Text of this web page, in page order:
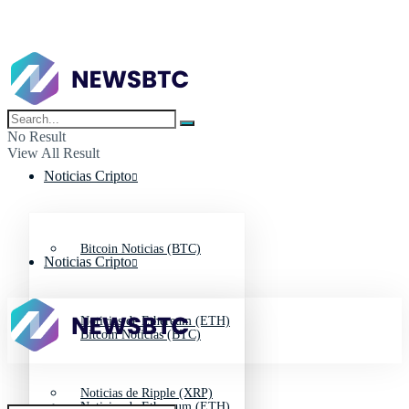
No Result
View All Result
Noticias Cripto
Bitcoin Noticias (BTC)
Noticias de Ethereum (ETH)
Noticias de Ripple (XRP)
Noticias Cripto
Bitcoin Noticias (BTC)